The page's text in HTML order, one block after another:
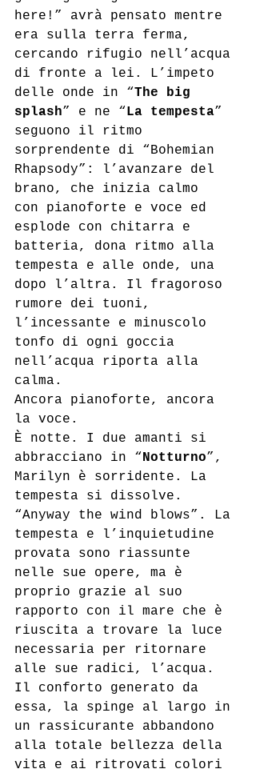
here!” avrà pensato mentre
era sulla terra ferma,
cercando rifugio nell’acqua
di fronte a lei. L’impeto
delle onde in “The big
splash” e ne “La tempesta”
seguono il ritmo
sorprendente di “Bohemian
Rhapsody”: l’avanzare del
brano, che inizia calmo
con pianoforte e voce ed
esplode con chitarra e
batteria, dona ritmo alla
tempesta e alle onde, una
dopo l’altra. Il fragoroso
rumore dei tuoni,
l’incessante e minuscolo
tonfo di ogni goccia
nell’acqua riporta alla
calma.
Ancora pianoforte, ancora
la voce.
È notte. I due amanti si
abbracciano in “Notturno”,
Marilyn è sorridente. La
tempesta si dissolve.
“Anyway the wind blows”. La
tempesta e l’inquietudine
provata sono riassunte
nelle sue opere, ma è
proprio grazie al suo
rapporto con il mare che è
riuscita a trovare la luce
necessaria per ritornare
alle sue radici, l’acqua.
Il conforto generato da
essa, la spinge al largo in
un rassicurante abbandono
alla totale bellezza della
vita e ai ritrovati colori